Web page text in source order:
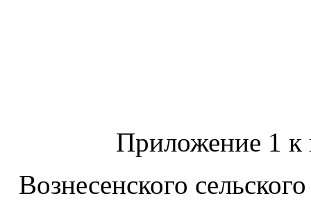
Приложение 1 к
Вознесенского